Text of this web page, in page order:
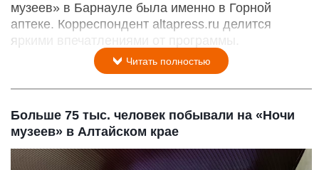
музеев» в Барнауле была именно в Горной
аптеке. Корреспондент altapress.ru делится
яркими впечатлениями от программы.
Читать полностью
Больше 75 тыс. человек побывали на «Ночи
музеев» в Алтайском крае